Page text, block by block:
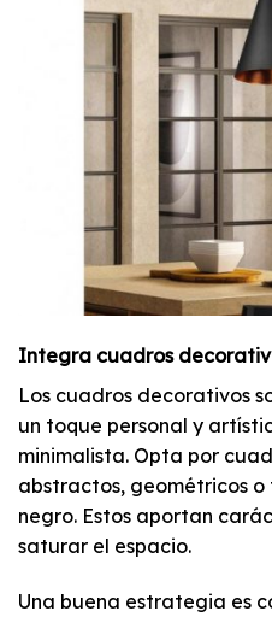
Integra cuadros
Los cuadros decorativos
un toque personal y
minimalista. Opta por
abstractos, geométricos
negro. Estos aportan
saturar el espacio.
Una buena estrategia es